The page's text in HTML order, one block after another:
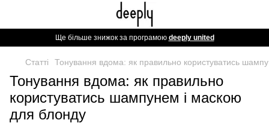
Ще більше знижок за програмою deeply united
Статті Тонування вдома: як правильно користуватись
Тонування вдома: як правильно
користуватись шампунем і маскою
для блонду